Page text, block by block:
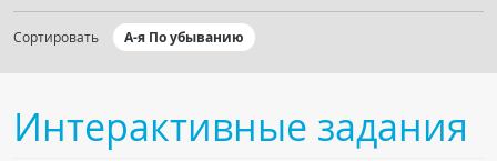
Сортировать А-я По убыванию
Интерактивные задания